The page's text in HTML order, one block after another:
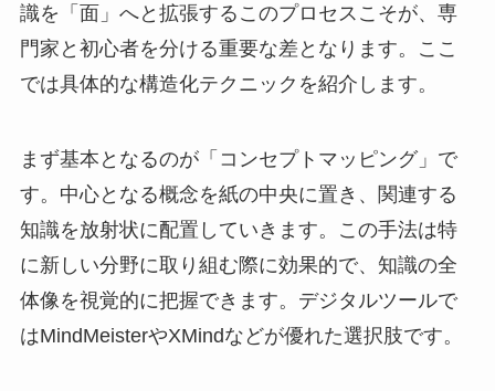
識を「面」へと拡張するこのプロセスこそが、専
門家と初心者を分ける重要な差となります。ここ
では具体的な構造化テクニックを紹介します。
まず基本となるのが「コンセプトマッピング」で
す。中心となる概念を紙の中央に置き、関連する
知識を放射状に配置していきます。この手法は特
に新しい分野に取り組む際に効果的で、知識の全
体像を視覚的に把握できます。デジタルツールで
はMindMeisterやXMindなどが優れた選択肢です。